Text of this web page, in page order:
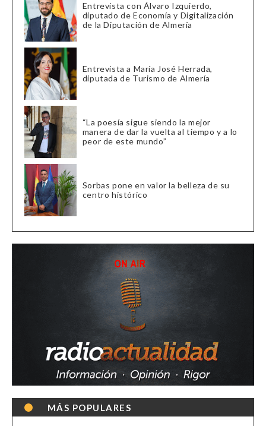
Entrevista con Álvaro Izquierdo,
diputado de Economía y Digitalización
de la Diputación de Almería
Entrevista a María José Herrada,
diputada de Turismo de Almería
“La poesía sigue siendo la mejor
manera de dar la vuelta al tiempo y a lo
peor de este mundo”
Sorbas pone en valor la belleza de su
centro histórico
MÁS POPULARES